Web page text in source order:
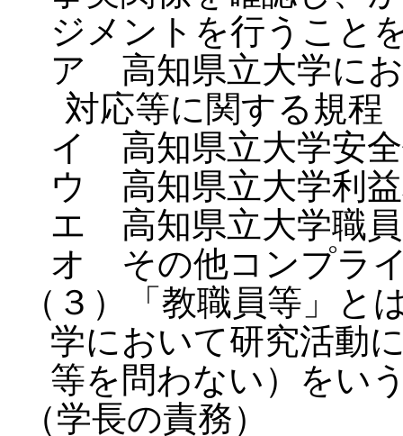
ジメントを行うこと
ア 高知県立大学に
対応等に関する規程
イ 高知県立大学安
ウ 高知県立大学利
エ 高知県立大学職
オ その他コンプラ
（３）「教職員等」と
学において研究活動
等を問わない）をい
（学長の責務）